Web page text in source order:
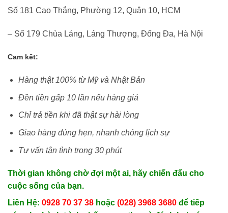
Số 181 Cao Thắng, Phường 12, Quận 10, HCM
– Số 179 Chùa Láng, Láng Thượng, Đống Đa, Hà Nội
Cam kết:
Hàng thật 100% từ Mỹ và Nhật Bản
Đền tiền gấp 10 lần nếu hàng giả
Chỉ trả tiền khi đã thật sự hài lòng
Giao hàng đúng hẹn, nhanh chóng lịch sự
Tư vấn tận tình trong 30 phút
Thời gian không chờ đợi một ai, hãy chiến đấu cho
cuộc sống của bạn.
Liên Hệ: 0928 70 37 38 hoặc (028) 3968 3680 để tiếp